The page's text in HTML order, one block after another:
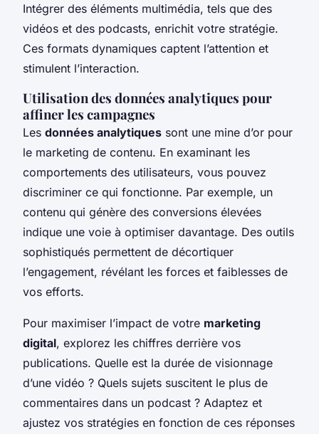
Intégrer des éléments multimédia, tels que des
vidéos et des podcasts, enrichit votre stratégie.
Ces formats dynamiques captent l’attention et
stimulent l’interaction.
Utilisation des données analytiques pour
affiner les campagnes
Les données analytiques sont une mine d’or pour
le marketing de contenu. En examinant les
comportements des utilisateurs, vous pouvez
discriminer ce qui fonctionne. Par exemple, un
contenu qui génère des conversions élevées
indique une voie à optimiser davantage. Des outils
sophistiqués permettent de décortiquer
l’engagement, révélant les forces et faiblesses de
vos efforts.
Pour maximiser l’impact de votre marketing
digital, explorez les chiffres derrière vos
publications. Quelle est la durée de visionnage
d’une vidéo ? Quels sujets suscitent le plus de
commentaires dans un podcast ? Adaptez et
ajustez vos stratégies en fonction de ces réponses